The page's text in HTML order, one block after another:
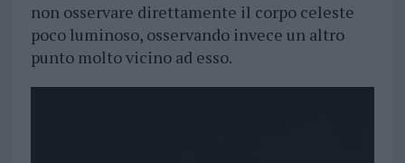
non osservare direttamente il corpo celeste
poco luminoso, osservando invece un altro
punto molto vicino ad esso.